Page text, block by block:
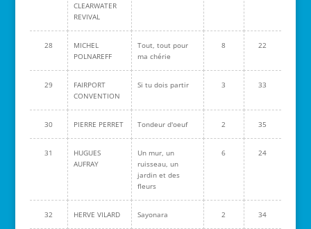
CLEARWATER
REVIVAL
28
MICHEL
POLNAREFF
Tout, tout pour
ma chérie
8 22
29
FAIRPORT
CONVENTION
Si tu dois partir 3 33
30 PIERRE PERRET Tondeur d'oeuf 2 35
31
HUGUES
AUFRAY
Un mur, un
ruisseau, un
jardin et des
fleurs
6 24
32 HERVE VILARD Sayonara 2 34